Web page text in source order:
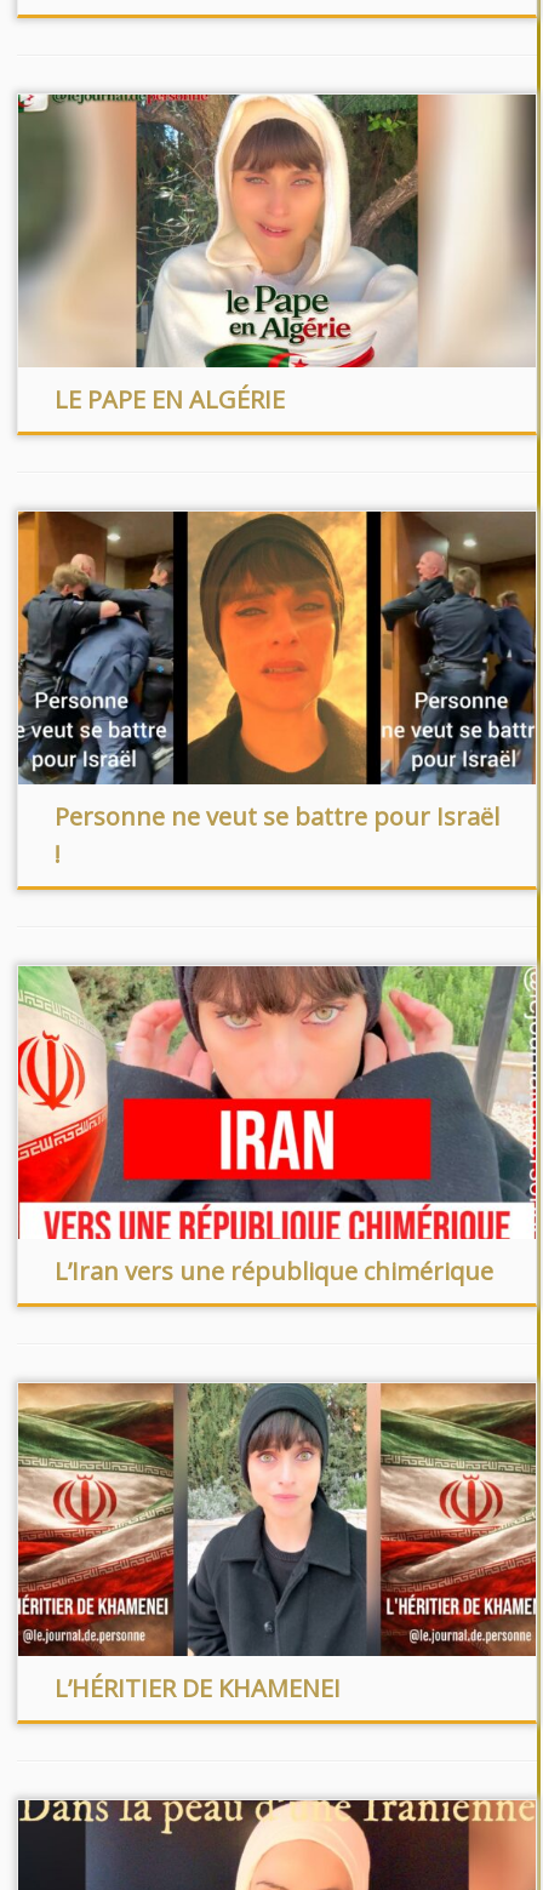
LE PAPE EN ALGÉRIE
Personne ne veut se battre pour Israël
!
L’Iran vers une république chimérique
L’HÉRITIER DE KHAMENEI